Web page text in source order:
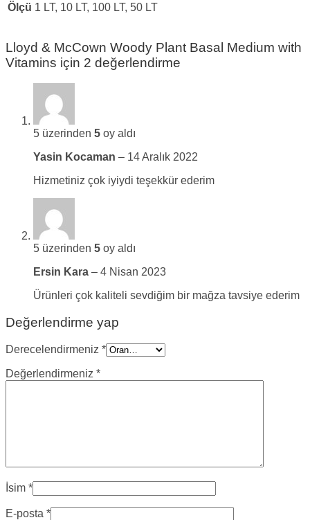
Ölçü 1 LT, 10 LT, 100 LT, 50 LT
Lloyd & McCown Woody Plant Basal Medium with
Vitamins için 2 değerlendirme
5 üzerinden 5 oy aldı
Yasin Kocaman – 14 Aralık 2022
Hizmetiniz çok iyiydi teşekkür ederim
5 üzerinden 5 oy aldı
Ersin Kara – 4 Nisan 2023
Ürünleri çok kaliteli sevdiğim bir mağza tavsiye ederim
Değerlendirme yap
Derecelendirmeniz *
Değerlendirmeniz *
İsim *
E-posta *